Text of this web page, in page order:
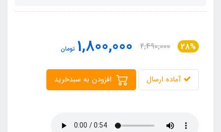
28%
2,490,000
1,800,000 تومان
آماده ارسال